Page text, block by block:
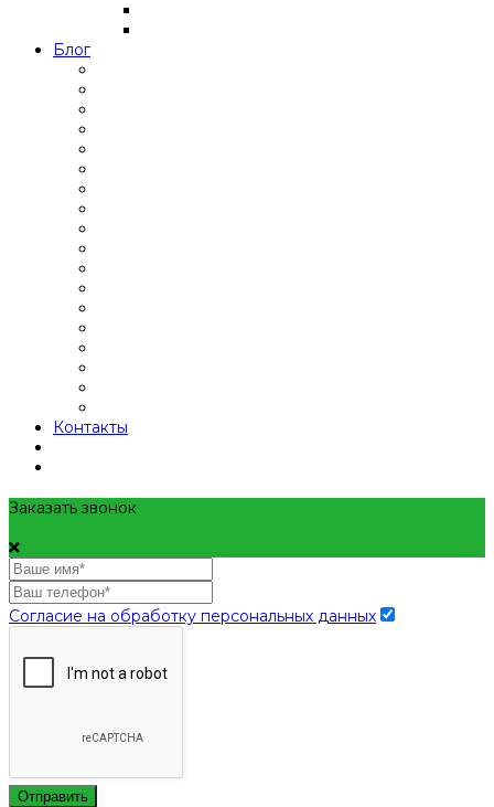
Блог
Контакты
Заказать звонок
Согласие на обработку персональных данных
Отправить